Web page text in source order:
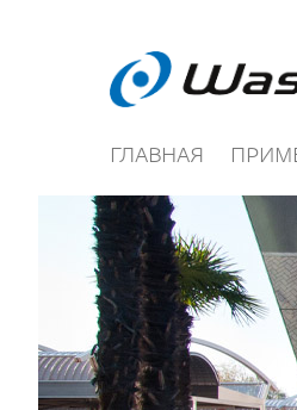
ГЛАВНАЯ